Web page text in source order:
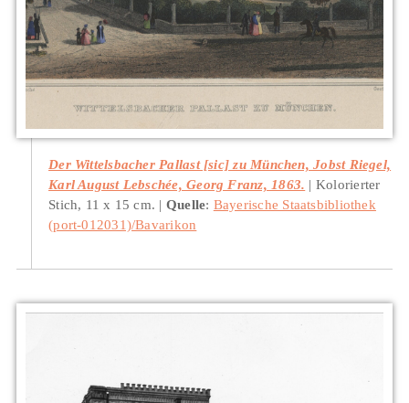
Der Wittelsbacher Pallast [sic] zu München, Jobst Riegel,
Karl August Lebschée, Georg Franz, 1863.
Kolorierter
Stich, 11 x 15 cm.
Quelle: Bayerische Staatsbibliothek
(port-012031)/Bavarikon